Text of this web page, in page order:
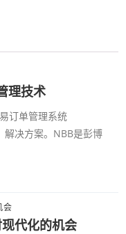
理技术
订单管理系统
解决方案。NBB是彭博
代化的机会